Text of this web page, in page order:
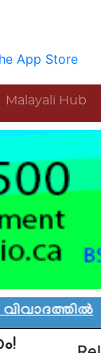
Malayali Hub
|